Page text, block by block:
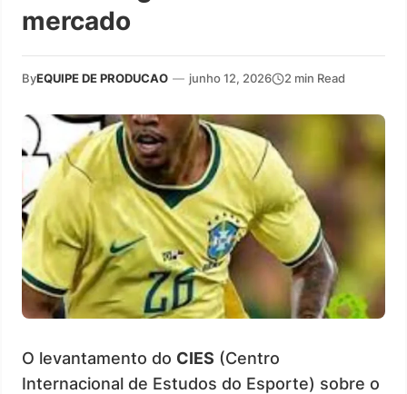
mercado
ByEQUIPE DE PRODUCAO — junho 12, 2026 2 min Read
O levantamento do CIES (Centro
Internacional de Estudos do Esporte) sobre o